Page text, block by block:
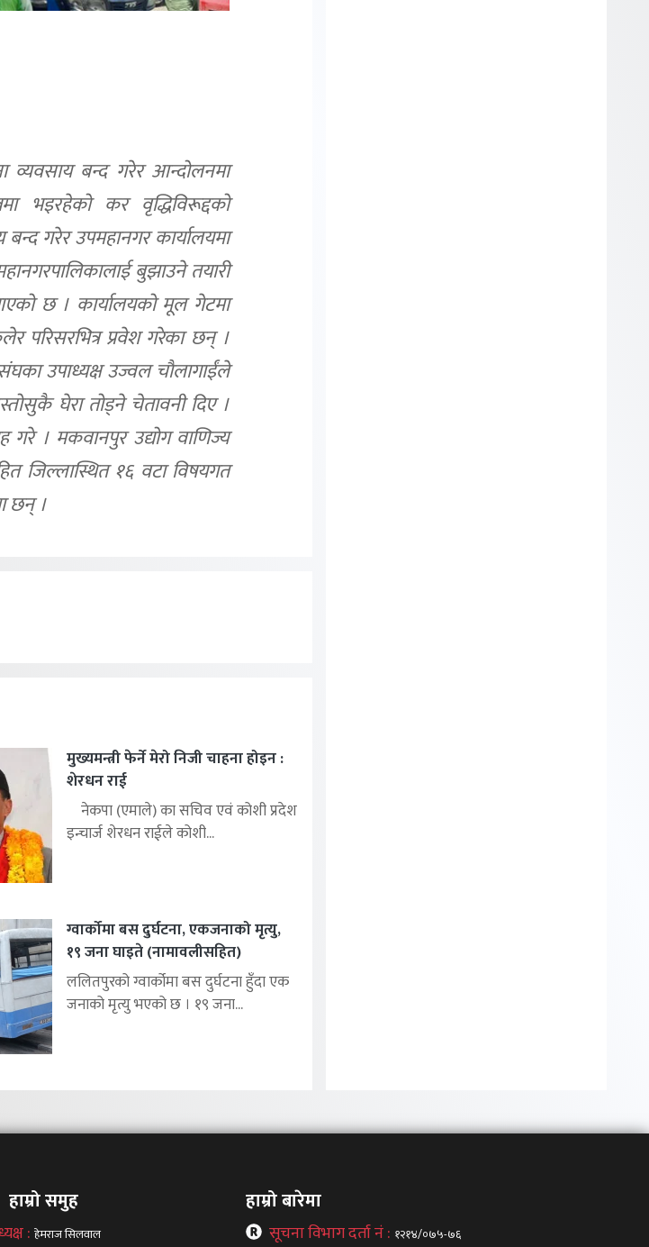
व्यवसाय बन्द गरेर आन्दोलनमा
भइरहेको कर वृद्धिविरूद्दको
गरेर उपमहानगर कार्यालयमा
बुझाउने तयारी
छ । कार्यालयको मूल गेटमा
परिसरभित्र प्रवेश गरेका छन् ।
उपाध्यक्ष उज्वल चाैलागाईंले
घेरा तोड्ने चेतावनी दिए ।
। मकवानपुर उद्योग वाणिज्य
जिल्लास्थित १६ वटा विषयगत
छन् ।
मुख्यमन्त्री फेर्ने मेरो निजी चाहना होइन :
शेरधन राई
नेकपा (एमाले) का सचिव एवं कोशी प्रदेश
इन्चार्ज शेरधन राईले कोशी...
ग्वार्कोमा बस दुर्घटना, एकजनाको मृत्यु,
१९ जना घाइते (नामावलीसहित)
ललितपुरको ग्वार्कोमा बस दुर्घटना हुँदा एक
जनाको मृत्यु भएको छ । १९ जना...
हाम्रो समुह
:हेमराज सिलवाल
हाम्रो बारेमा
सूचना विभाग दर्ता नं : १२१४/०७५-७६